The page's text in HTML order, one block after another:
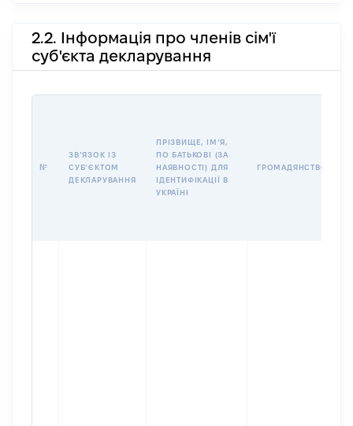
2.2. Інформація про членів сім'ї
суб'єкта декларування
№
ЗВʼЯЗОК ІЗ
СУБʼЄКТОМ
ДЕКЛАРУВАННЯ
ПРІЗВИЩЕ, ІМʼЯ,
ПО БАТЬКОВІ (ЗА
НАЯВНОСТІ) ДЛЯ
ІДЕНТИФІКАЦІЇ В
УКРАЇНІ
ГРОМАДЯНСТВО